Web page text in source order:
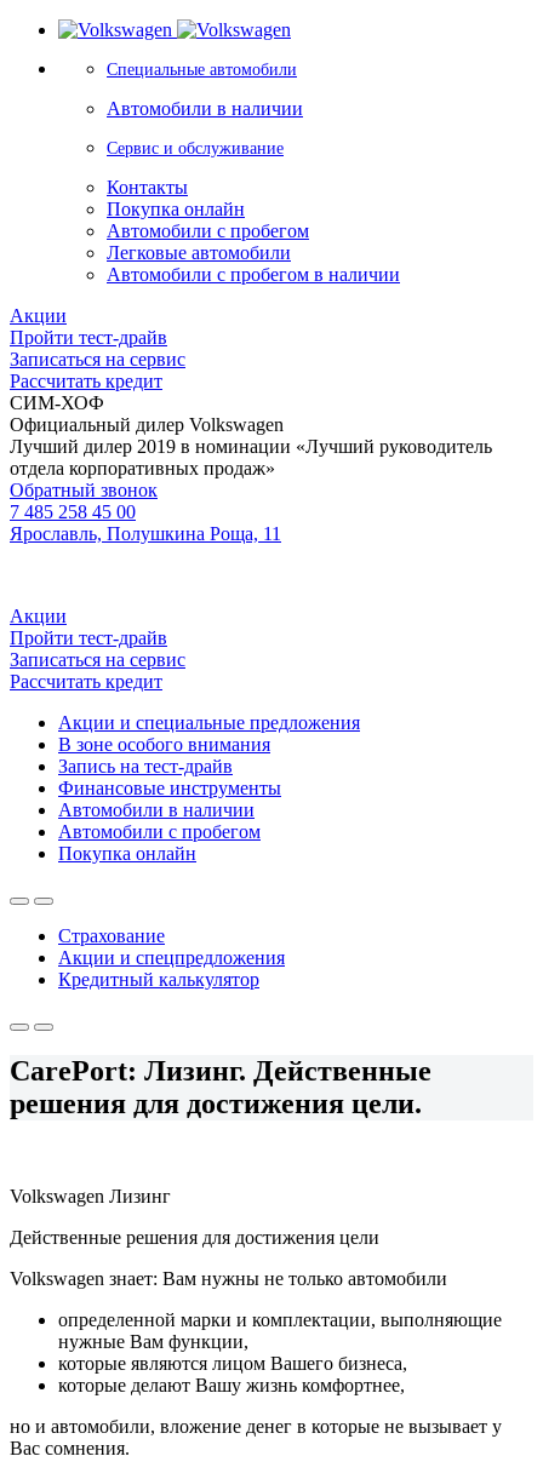
Специальные автомобили
Автомобили в наличии
Сервис и обслуживание
Контакты
Покупка онлайн
Автомобили с пробегом
Легковые автомобили
Автомобили с пробегом в наличии
Акции
Пройти тест-драйв
Записаться на сервис
Рассчитать кредит
СИМ-ХОФ
Официальный дилер Volkswagen
Лучший дилер 2019 в номинации «Лучший руководитель
отдела корпоративных продаж»
Обратный звонок
7 485 258 45 00
Ярославль, Полушкина Роща, 11
Акции
Пройти тест-драйв
Записаться на сервис
Рассчитать кредит
Акции и специальные предложения
В зоне особого внимания
Запись на тест-драйв
Финансовые инструменты
Автомобили в наличии
Автомобили с пробегом
Покупка онлайн
Страхование
Акции и спецпредложения
Кредитный калькулятор
CarePort: Лизинг. Действенные
решения для достижения цели.
Volkswagen Лизинг
Действенные решения для достижения цели
Volkswagen знает: Вам нужны не только автомобили
определенной марки и комплектации, выполняющие
нужные Вам функции,
которые являются лицом Вашего бизнеса,
которые делают Вашу жизнь комфортнее,
но и автомобили, вложение денег в которые не вызывает у
Вас сомнения.